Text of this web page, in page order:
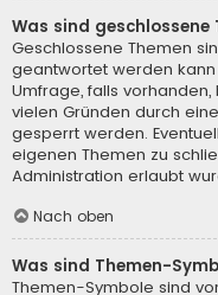
Was sind geschlossene
Geschlossene Themen
geantwortet werden
Umfrage, falls
vielen Gründen durch
gesperrt werden.
eigenen Themen zu
Administration erlaubt
Nach oben
Was sind Themen-
Themen-Symbole sind